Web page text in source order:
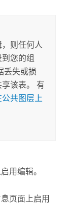
则任何人
您的组
丢失或损
该表。 有
共图层上
用编辑。
页面上启用